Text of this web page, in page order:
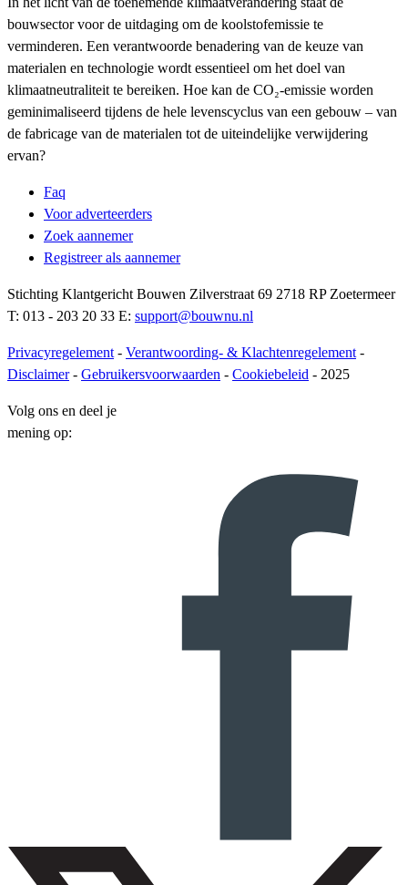
bouwsector voor de uitdaging om de koolstofemissie te
verminderen. Een verantwoorde benadering van de keuze van
materialen en technologie wordt essentieel om het doel van
klimaatneutraliteit te bereiken. Hoe kan de CO₂-emissie worden
geminimaliseerd tijdens de hele levenscyclus van een gebouw – van
de fabricage van de materialen tot de uiteindelijke verwijdering
ervan?
Faq
Voor adverteerders
Zoek aannemer
Registreer als aannemer
Stichting Klantgericht Bouwen Zilverstraat 69 2718 RP Zoetermeer
T: 013 - 203 20 33 E: support@bouwnu.nl
Privacyregelement - Verantwoording- & Klachtenregelement -
Disclaimer- Gebruikersvoorwaarden - Cookiebeleid - 2025
Volg ons en deel je
mening op: